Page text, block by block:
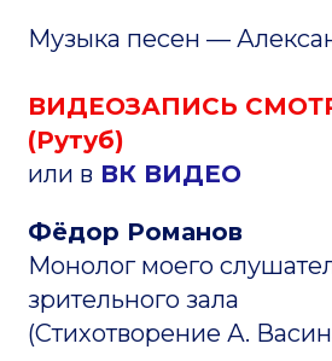
Музыка песен —
ВИДЕОЗАПИСЬ
(Рутуб)
или в ВК ВИДЕО
Фёдор Романов
Монолог моего
зрительного зала
(Стихотворение А.